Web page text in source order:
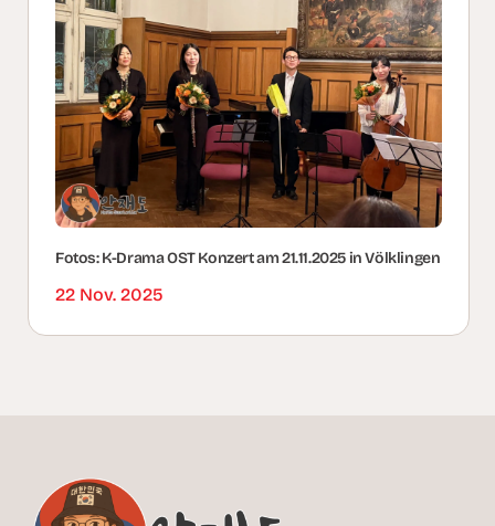
Fotos: K-Drama OST Konzert am 21.11.2025 in Völklingen
22 Nov. 2025